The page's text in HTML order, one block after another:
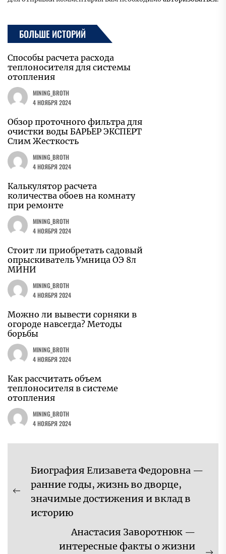
БОЛЬШЕ ИСТОРИЙ
Способы расчета расхода
теплоносителя для системы
отопления
MINING_BROTH
4 НОЯБРЯ 2024
Обзор проточного фильтра для
очистки воды БАРЬЕР ЭКСПЕРТ
Слим Жесткость
MINING_BROTH
4 НОЯБРЯ 2024
Калькулятор расчета
количества обоев на комнату
при ремонте
MINING_BROTH
4 НОЯБРЯ 2024
Стоит ли приобретать садовый
опрыскиватель Умница ОЭ 8л
МИНИ
MINING_BROTH
4 НОЯБРЯ 2024
Можно ли вывести сорняки в
огороде навсегда? Методы
борьбы
MINING_BROTH
4 НОЯБРЯ 2024
Как рассчитать объем
теплоносителя в системе
отопления
MINING_BROTH
4 НОЯБРЯ 2024
Навигация
записям
Предыдущая
запись:
Биография Елизавета Федоровна —
ранние годы, жизнь во дворце,
значимые достижения и вклад в
историю
Анастасия Заворотнюк —
интересные факты о жизни